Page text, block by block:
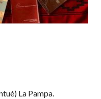
La Pampa.